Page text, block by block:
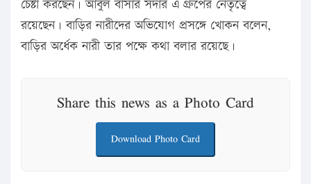
চেষ্টা করছেন। আবুল বাসার সর্দার এ গ্রুপের নেতৃত্বে
রয়েছেন। বাড়ির নারীদের অভিযোগ প্রসঙ্গে খোকন বলেন,
বাড়ির অর্ধেক নারী তার পক্ষে কথা বলার রয়েছে।
Share this news as a Photo Card
Download Photo Card